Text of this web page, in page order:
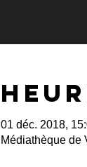
01 déc. 2018,
Médiathèque de